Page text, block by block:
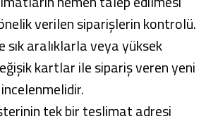
verilen siparişlerin kontrolü.
sık aralıklarla veya yüksek
kartlar ile sipariş veren yeni
tek bir teslimat adresi